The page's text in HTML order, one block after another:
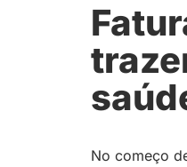
No começo